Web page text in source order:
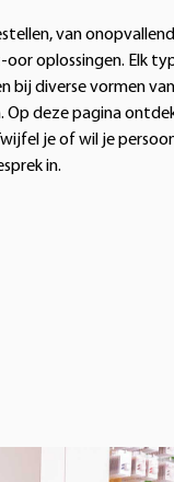
van
oplossingen. Elk
bij diverse vormen van
Op deze pagina
je of wil je
in.